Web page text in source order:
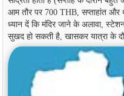
आम तौर पर 700 THB, सप्ताहांत
ध्यान दें कि मंदिर जाने के अलावा,
सुखद हो सकती है, खासकर यात्रा के